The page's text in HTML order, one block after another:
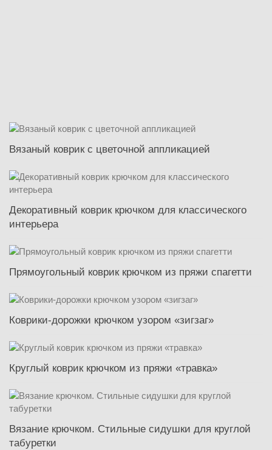
Вязаный коврик с цветочной аппликацией
Декоративный коврик крючком для классического
интерьера
Прямоугольный коврик крючком из пряжи спагетти
Коврики-дорожки крючком узором «зигзаг»
Круглый коврик крючком из пряжи «травка»
Вязание крючком. Стильные сидушки для круглой
табуретки